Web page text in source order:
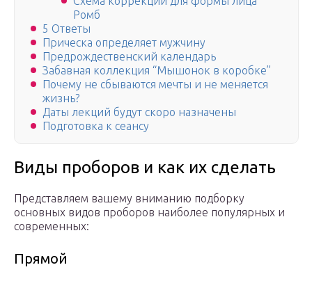
Ромб
5 Ответы
Прическа определяет мужчину
Предрождественский календарь
Забавная коллекция “Мышонок в коробке”
Почему не сбываются мечты и не меняется
жизнь?
Даты лекций будут скоро назначены
Подготовка к сеансу
Виды проборов и как их сделать
Представляем вашему вниманию подборку
основных видов проборов наиболее популярных и
современных:
Прямой